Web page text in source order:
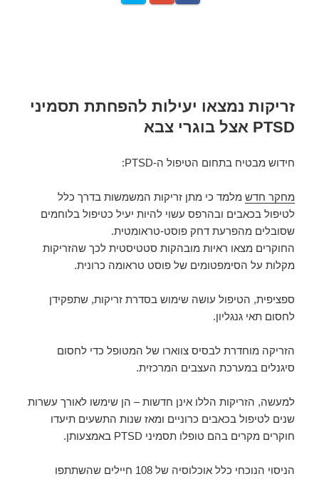
זריקות נמצאו יעילות להפחתת תסמיני
PTSD אצל בוגרי צבא
חידוש מבטיח בתחום הטיפול ה-PTSD:
מחקר חדש מלמד כי מתן זריקות המשמשות בדרך כלל
לטיפול בכאבים ובהרפס עשוי להיות יעיל כטיפול בלוחמים
שסובלים מהפרעת דחק פוסט-טראומטית.
החוקרים מצאו ראיות מובהקות סטטיסטית לכך שהזריקות
מקלות על הסימפטומים של פוסט טראומה כרונית.
ספציפית, הטיפול עושה שימוש בסדרת זריקות, שתפקידן
לחסום תאי גנגליון.
הזריקה מוחדרת לבסיס צווארו של המטופל כדי לחסום
סיגנלים במערכת העצבים המרכזית.
למעשה, הזריקות הללו אינן חדשות – הן שימשו לאורך עשרות
שנים לטיפול בכאבים כרוניים ומאז שנות התשעים תיעדו
חוקרים מקרים בהם טופלו תסמיני PTSD באמצעותן.
הניסוי הנוכחי כלל אוכלוסיה של 108 חיילים שהשתתפו